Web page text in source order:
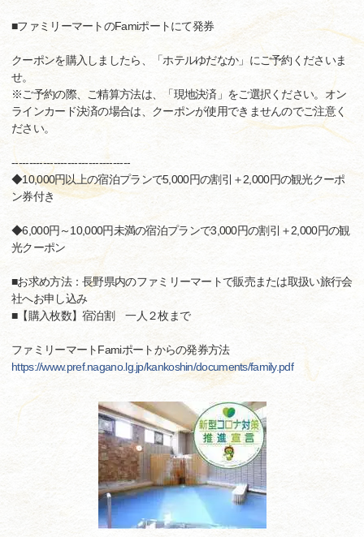
■ファミリーマートのFamiポートにて発券
クーポンを購入しましたら、「ホテルゆだなか」にご予約くださいま
せ。
※ご予約の際、ご精算方法は、「現地決済」をご選択ください。オン
ラインカード決済の場合は、クーポンが使用できませんのでご注意く
ださい。
----------------------------------
◆10,000円以上の宿泊プランで5,000円の割引＋2,000円の観光クーポ
ン券付き
◆6,000円～10,000円未満の宿泊プランで3,000円の割引＋2,000円の観
光クーポン
■お求め方法：長野県内のファミリーマートで販売または取扱い旅行会
社へお申し込み
■【購入枚数】宿泊割 一人２枚まで
ファミリーマートFamiポートからの発券方法
https://www.pref.nagano.lg.jp/kankoshin/documents/family.pdf